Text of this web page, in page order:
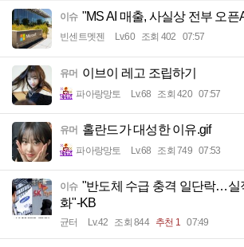
이슈 "MS AI 매출, 사실상 전부 오픈
빈센트멧젠 Lv.60 조회 402 07:57
유머 이브이 레고 조립하기
파아랑망토 Lv.68 조회 420 07:57
유머 홀란드가 대성한 이유.gif
파아랑망토 Lv.68 조회 749 07:53
이슈 "반도체 수급 충격 일단락…실
화"-KB
균터 Lv.42 조회 844 추천 1 07:49